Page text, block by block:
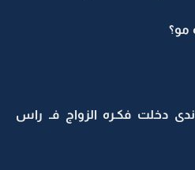
مو؟
دخلت فكـره الزواج فـ راس